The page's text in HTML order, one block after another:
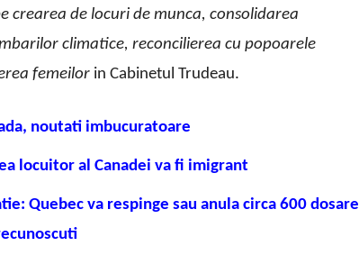
crearea de locuri de munca, consolidarea
climatice, reconcilierea cu popoarele
femeilor in Cabinetul Trudeau.
noutati imbucuratoare
locuitor al Canadei va fi imigrant
Quebec va respinge sau anula circa 600 dosare